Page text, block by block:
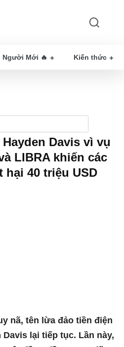
Người Mới 🔥 Kiến thức
Davis vì vụ
LIBRA khiến các
40 triệu USD
nã, tên lừa đảo tiền điện
lại tiếp tục. Lần này,